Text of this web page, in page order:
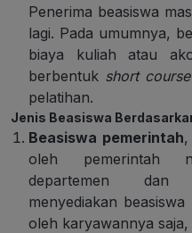
Penerima beasiswa
lagi. Pada umumnya,
biaya kuliah atau
berbentuk short course
pelatihan.
Jenis Beasiswa
Beasiswa pemerintah,
oleh pemerintah
departemen dan
menyediakan
oleh karyawannya